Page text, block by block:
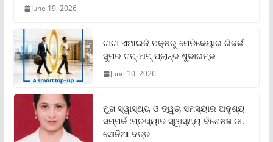
June 19, 2026
ଟାଟା ଏଆଇଜି ପକ୍ଷରୁ ମେଡିକେୟାର ରିଜର୍ଭ
ସୁପର ଟପ୍‌-ଅପ୍ ପ୍ଲାନ୍‌ର ଶୁଭାରମ୍ଭ
June 10, 2026
ମୁଖ ସ୍ୱାସ୍ଥ୍ୟ ଓ ତ୍ୱଚା ସମସ୍ୟାର ଅଦୃଶ୍ୟ
ସମ୍ପର୍କ :ପ୍ରଖ୍ୟାତ ସ୍ୱାସ୍ଥ୍ୟ ବିଶେଷଜ୍ଞ ଡା.
ସୋନିଆ ଦତ୍ତ